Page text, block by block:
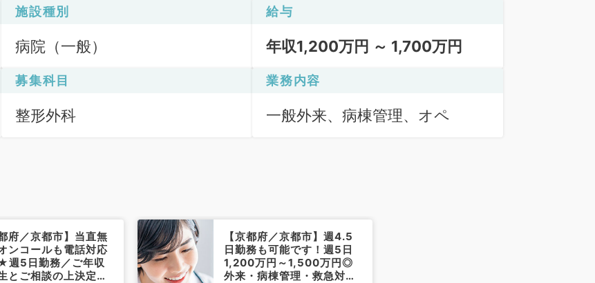
施設種別
病院（一般）
給与
年収1,200万円 ～ 1,700万円
募集科目
整形外科
業務内容
一般外来、病棟管理、オペ
都府／京都市】当直無
ンコールも電話対応
週5日勤務／ご年収
とご相談の上決定！
【京都府／京都市】週4.5
日勤務も可能です！週5日
1,200万円～1,500万円◎
外来・病棟管理・救急対